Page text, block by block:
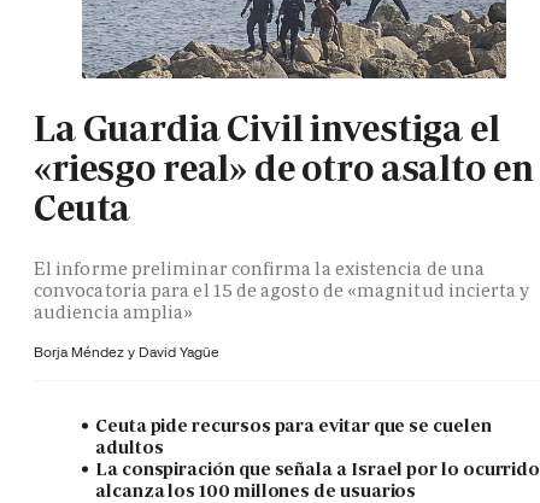
La Guardia Civil investiga el
«riesgo real» de otro asalto en
Ceuta
El informe preliminar confirma la existencia de una
convocatoria para el 15 de agosto de «magnitud incierta y
audiencia amplia»
Borja Méndez y David Yagüe
Ceuta pide recursos para evitar que se cuelen
adultos
La conspiración que señala a Israel por lo ocurrido
alcanza los 100 millones de usuarios